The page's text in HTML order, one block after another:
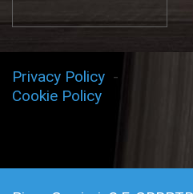
Privacy Policy -
Cookie Policy